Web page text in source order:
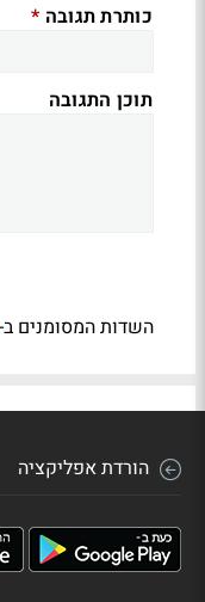
כותרת תגובה *
תוכן התגובה
השדות המסומנים ב-
הורדת אפליקציה